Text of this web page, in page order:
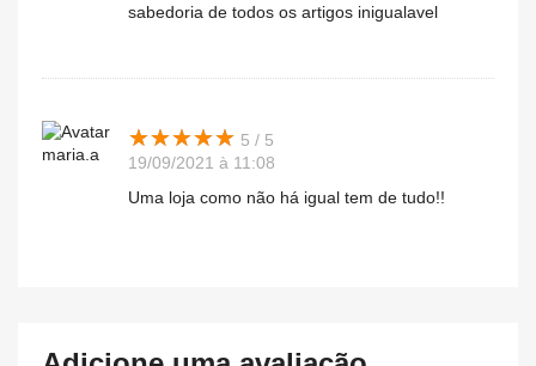
sabedoria de todos os artigos inigualavel
maria.a
★★★★★
★★★★★ 5 / 5
19/09/2021 à 11:08
Uma loja como não há igual tem de tudo!!